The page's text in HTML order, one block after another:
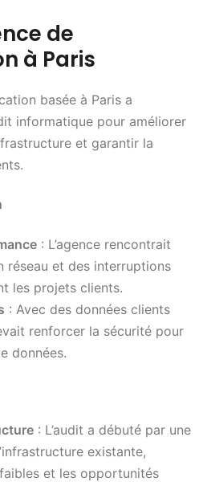
de
à Paris
basée à Paris a
informatique pour améliorer
et garantir la
: L’agence rencontrait
réseau et des interruptions
les projets clients.
: Avec des données clients
renforcer la sécurité pour
données.
: L’audit a débuté par une
existante,
et les opportunités